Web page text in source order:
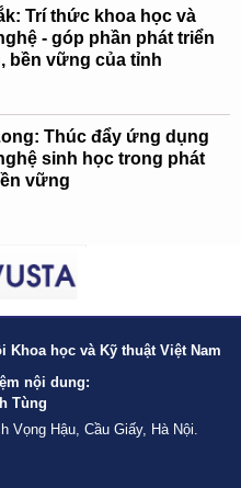
Trí thức khoa học và
- góp phần phát triển
bền vững của tỉnh
Thúc đẩy ứng dụng
sinh học trong phát
vững
Khoa học và Kỹ thuật Việt Nam
nội dung:
Tùng
Vọng Hậu, Cầu Giấy, Hà Nội.